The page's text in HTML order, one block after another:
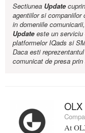
Sectiunea Update
agentiilor si
in domeniile
Updateeste un serviciu
platformelor IQads si
Daca esti
comunicat de presa
At